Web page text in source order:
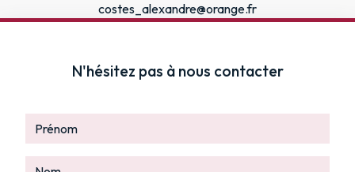
costes_alexandre@orange.fr
N'hésitez pas à nous contacter